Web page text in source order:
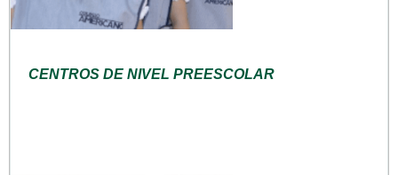
CENTROS DE NIVEL PREESCOLAR